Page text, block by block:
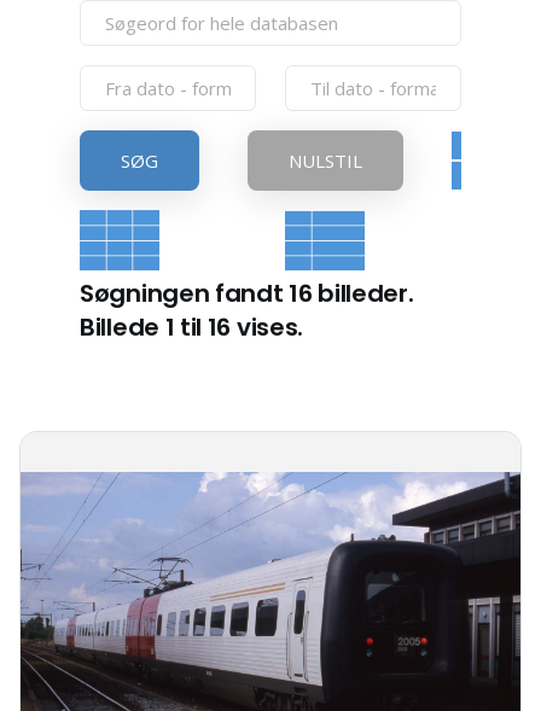
SØG NULSTIL
Søgningen fandt 16 billeder.
Billede 1 til 16 vises.